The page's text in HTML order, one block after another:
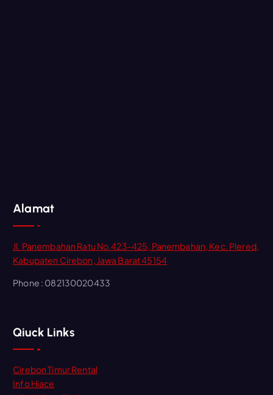
Alamat
Jl. Panembahan Ratu No.423-425, Panembahan, Kec. Plered,
Kabupaten Cirebon, Jawa Barat 45154
Phone : 082130020433
Qiuck Links
Cirebon Timur Rental
Info Hiace